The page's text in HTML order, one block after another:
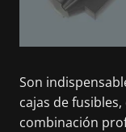
Son
cajas de
combinación